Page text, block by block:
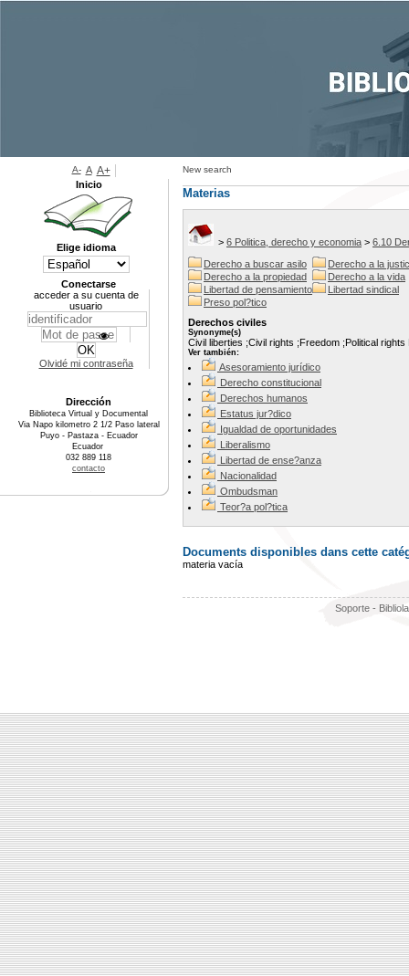
New search
Materias
> 6 Politica, derecho y economia > 6.10
Derecho a buscar asilo
Derecho a la
Derecho a la propiedad
Derecho a la vida
Libertad de pensamiento
Libertad sindical
Preso pol?tico
Derechos civiles
Synonyme(s)
Civil liberties ;Civil rights ;Freedom ;Political rights
Ver también:
Asesoramiento jurídico
Derecho constitucional
Derechos humanos
Estatus jur?dico
Igualdad de oportunidades
Liberalismo
Libertad de ense?anza
Nacionalidad
Ombudsman
Teor?a pol?tica
Documents disponibles dans cette
materia vacía
Soporte -
A- A A+
Inicio
Elige idioma
Conectarse
acceder a su cuenta de
usuario
Olvidé mi contraseña
Dirección
Biblioteca Virtual y Documental
Via Napo kilometro 2 1/2 Paso lateral
Puyo - Pastaza - Ecuador
Ecuador
032 889 118
contacto